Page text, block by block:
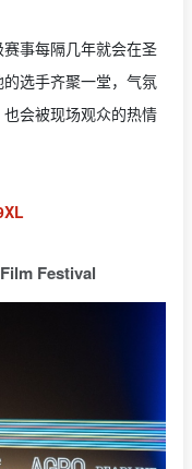
事每隔几年就会在圣
选手齐聚一堂，气氛
会被现场观众的热情
Festival